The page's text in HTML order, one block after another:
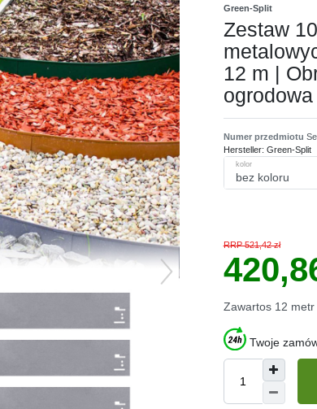
Green-Split
Zestaw
12 m |
ogrodowa
Numer przedmiotu
Hersteller: Green-Split
kolor
RRP 521,42 zł
Zawartos 12 metr
Twoje